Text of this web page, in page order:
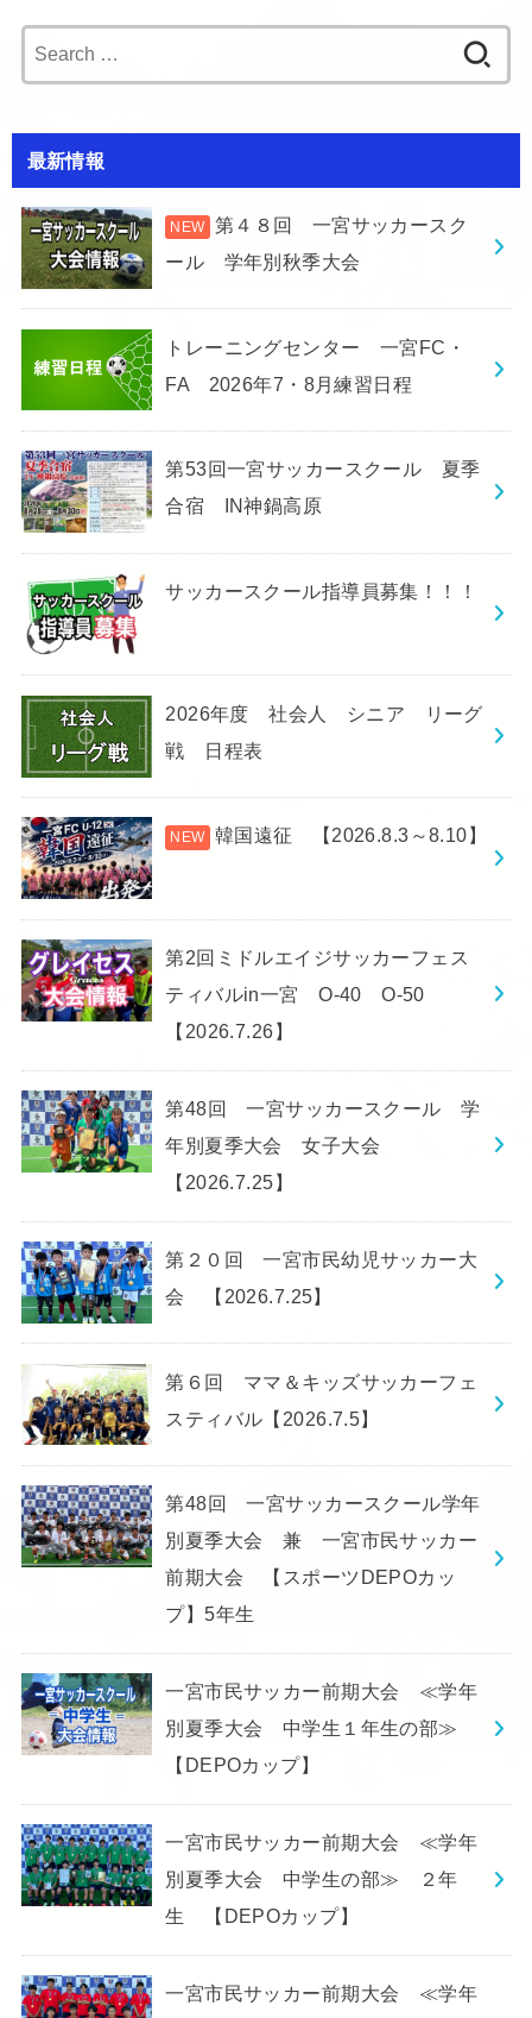
for:
最新情報
第４８回 一宮サッカースク
ール 学年別秋季大会
トレーニングセンター 一宮FC・
FA 2026年7・8月練習日程
第53回一宮サッカースクール 夏季
合宿 IN神鍋高原
サッカースクール指導員募集！！！
2026年度 社会人 シニア リーグ
戦 日程表
韓国遠征 【2026.8.3～8.10】
第2回ミドルエイジサッカーフェス
ティバルin一宮 O-40 O-50
【2026.7.26】
第48回 一宮サッカースクール 学
年別夏季大会 女子大会
【2026.7.25】
第２０回 一宮市民幼児サッカー大
会 【2026.7.25】
第６回 ママ＆キッズサッカーフェ
スティバル【2026.7.5】
第48回 一宮サッカースクール学年
別夏季大会 兼 一宮市民サッカー
前期大会 【スポーツDEPOカッ
プ】5年生
一宮市民サッカー前期大会 ≪学年
別夏季大会 中学生１年生の部≫
【DEPOカップ】
一宮市民サッカー前期大会 ≪学年
別夏季大会 中学生の部≫ ２年
生 【DEPOカップ】
一宮市民サッカー前期大会 ≪学年